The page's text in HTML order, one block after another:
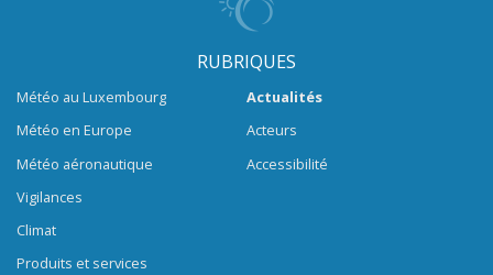
RUBRIQUES
Météo au Luxembourg
Météo en Europe
Météo aéronautique
Vigilances
Climat
Produits et services
Actualités
Acteurs
Accessibilité